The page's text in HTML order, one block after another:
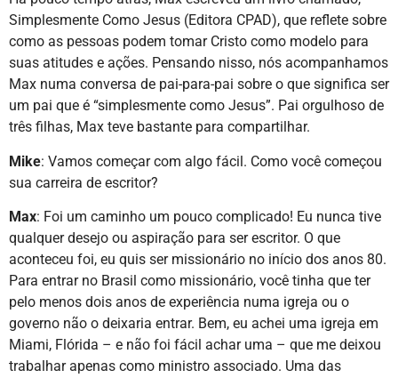
Simplesmente Como Jesus (Editora CPAD), que reflete sobre
como as pessoas podem tomar Cristo como modelo para
suas atitudes e ações. Pensando nisso, nós acompanhamos
Max numa conversa de pai-para-pai sobre o que significa ser
um pai que é “simplesmente como Jesus”. Pai orgulhoso de
três filhas, Max teve bastante para compartilhar.
Mike: Vamos começar com algo fácil. Como você começou
sua carreira de escritor?
Max: Foi um caminho um pouco complicado! Eu nunca tive
qualquer desejo ou aspiração para ser escritor. O que
aconteceu foi, eu quis ser missionário no início dos anos 80.
Para entrar no Brasil como missionário, você tinha que ter
pelo menos dois anos de experiência numa igreja ou o
governo não o deixaria entrar. Bem, eu achei uma igreja em
Miami, Flórida – e não foi fácil achar uma – que me deixou
trabalhar apenas como ministro associado. Uma das